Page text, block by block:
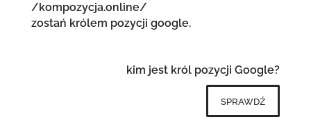
/kompozycja.online/
zostań królem pozycji google.
kim jest król pozycji Google?
sprawdź